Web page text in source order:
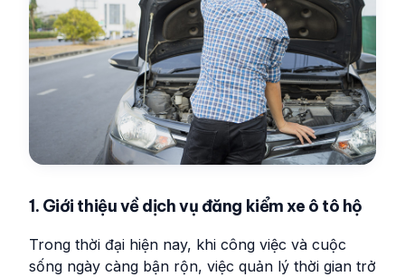
1. Giới thiệu về dịch vụ đăng kiểm xe ô tô hộ
Trong thời đại hiện nay, khi công việc và cuộc
sống ngày càng bận rộn, việc quản lý thời gian trở